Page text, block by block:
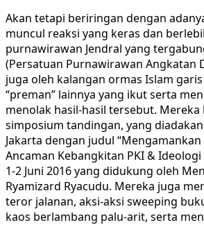
Akan tetapi beriringan dengan
muncul reaksi yang keras dan
purnawirawan Jendral yang
(Persatuan Purnawirawan Angkatan
juga oleh kalangan ormas Islam
“preman” lainnya yang ikut serta
menolak hasil-hasil tersebut.
simposium tandingan, yang
Jakarta dengan judul
Ancaman Kebangkitan PKI &
1-2 Juni 2016 yang didukung oleh
Ryamizard Ryacudu. Mereka juga
teror jalanan, aksi-aksi sweeping
kaos berlambang palu-arit, serta